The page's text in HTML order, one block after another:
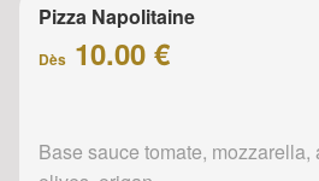
Pizza Napolitaine
Dès 10.00 €
Base sauce tomate, mozzarella,